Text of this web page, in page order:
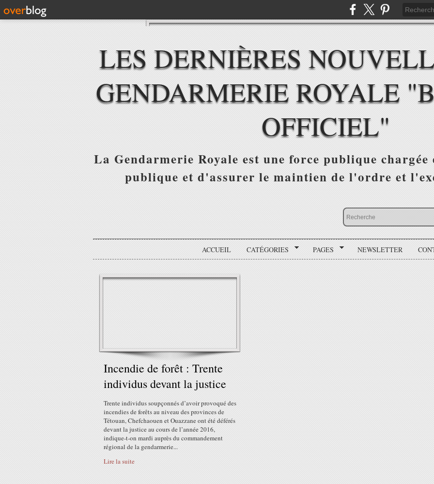
LES DERNIÈRES
GENDARMERIE ROYALE
OFFICIEL"
La Gendarmerie Royale est une force publique
publique et d'assurer le maintien de l'ordre et
ACCUEIL CATÉGORIES PAGES NEWSLETTER
Incendie de forêt : Trente
individus devant la justice
Trente individus soupçonnés d’avoir provoqué des
incendies de forêts au niveau des provinces de
Tétouan, Chefchaouen et Ouazzane ont été déférés
devant la justice au cours de l’année 2016,
indique-t-on mardi auprès du commandement
régional de la gendarmerie...
Lire la suite